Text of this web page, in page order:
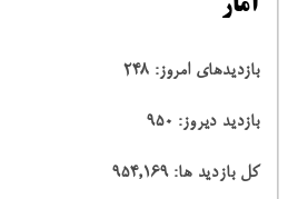
آمار
بازدیدهای امروز: 248
بازدید دیروز: 950
کل بازدید ها:954,169